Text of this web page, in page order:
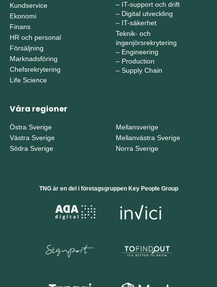
Kundservice
Ekonomi
Finans
HR och personal
Försäljning
Marknadsföring
Chefsrekrytering
Life Science
– IT-support och drift
– Digital utveckling
– IT-säkerhet
Teknik- och
ingenjörsrekrytering
– Engineering
– Production
– Supply Chain
Våra regioner
Östra Sverige
Västra Sverige
Södra Sverige
Mellansverige
Mellanvästra Sverige
Norra Sverige
TNG är en del i företagsgruppen Key People Group